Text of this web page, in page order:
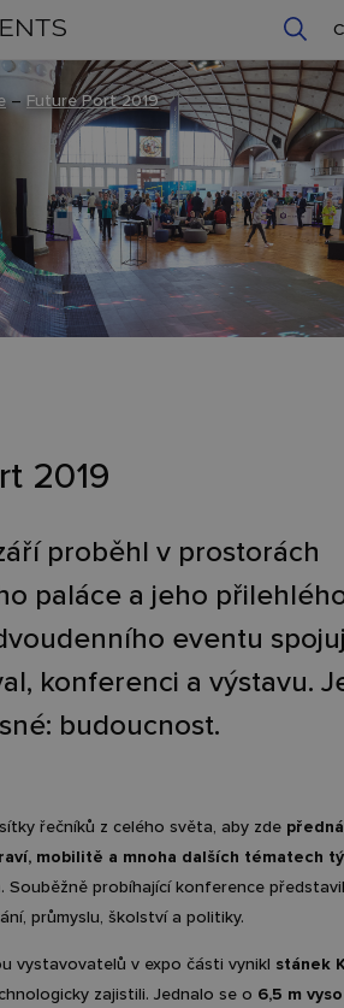
– Future Port 2019
2019
proběhl v prostorách
paláce a jeho
eventu
konferenci a výstavu.
budoucnost.
řečníků z celého světa, aby zde
mobilitě a mnoha dalších tématech
. Souběžně probíhající konference
průmyslu, školství a politiky.
vystavovatelů v expo části vynikl stánek
zajistili. Jednalo se o 6,5 m